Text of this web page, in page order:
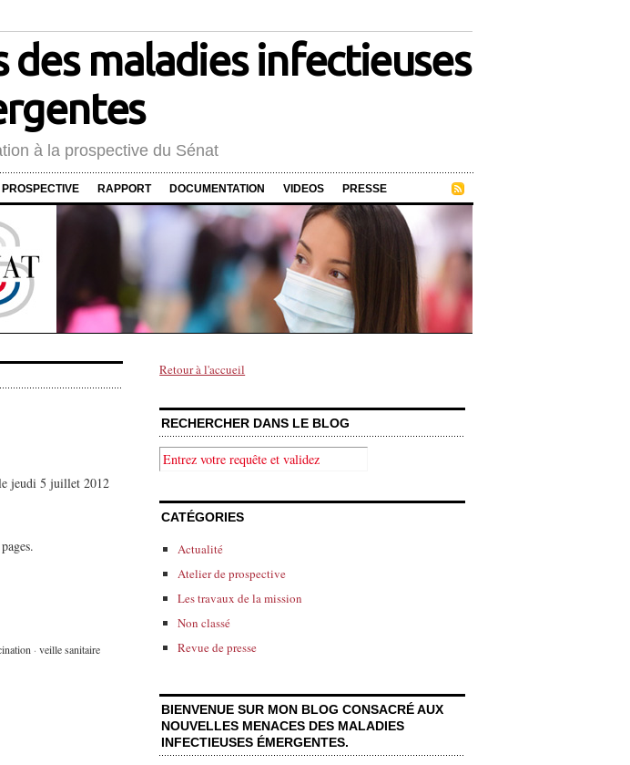
des maladies infectieuses
à la prospective du Sénat
RAPPORT DOCUMENTATION VIDEOS PRESSE
jeudi 5 juillet 2012
· veille sanitaire
Retour à l'accueil
RECHERCHER DANS LE BLOG
CATÉGORIES
Actualité
Atelier de prospective
Les travaux de la mission
Non classé
Revue de presse
BIENVENUE SUR MON BLOG CONSACRÉ AUX
NOUVELLES MENACES DES MALADIES
INFECTIEUSES ÉMERGENTES.